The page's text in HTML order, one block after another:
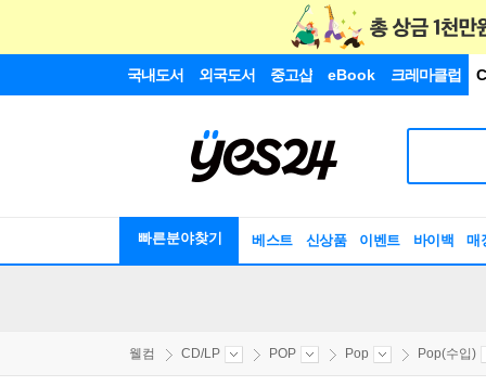
국내도서 외국도서 중고샵 eBook 크레마클럽
빠른분야찾기 베스트 신상품 이벤트 바이백 매
웰컴 CD/LP POP Pop Pop(수입)